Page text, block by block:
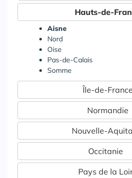
Hauts-de-
Aisne
Nord
Oise
Pas-de-Calais
Somme
Île-de-France
Normandie
Nouvelle-
Occitanie
Pays de la